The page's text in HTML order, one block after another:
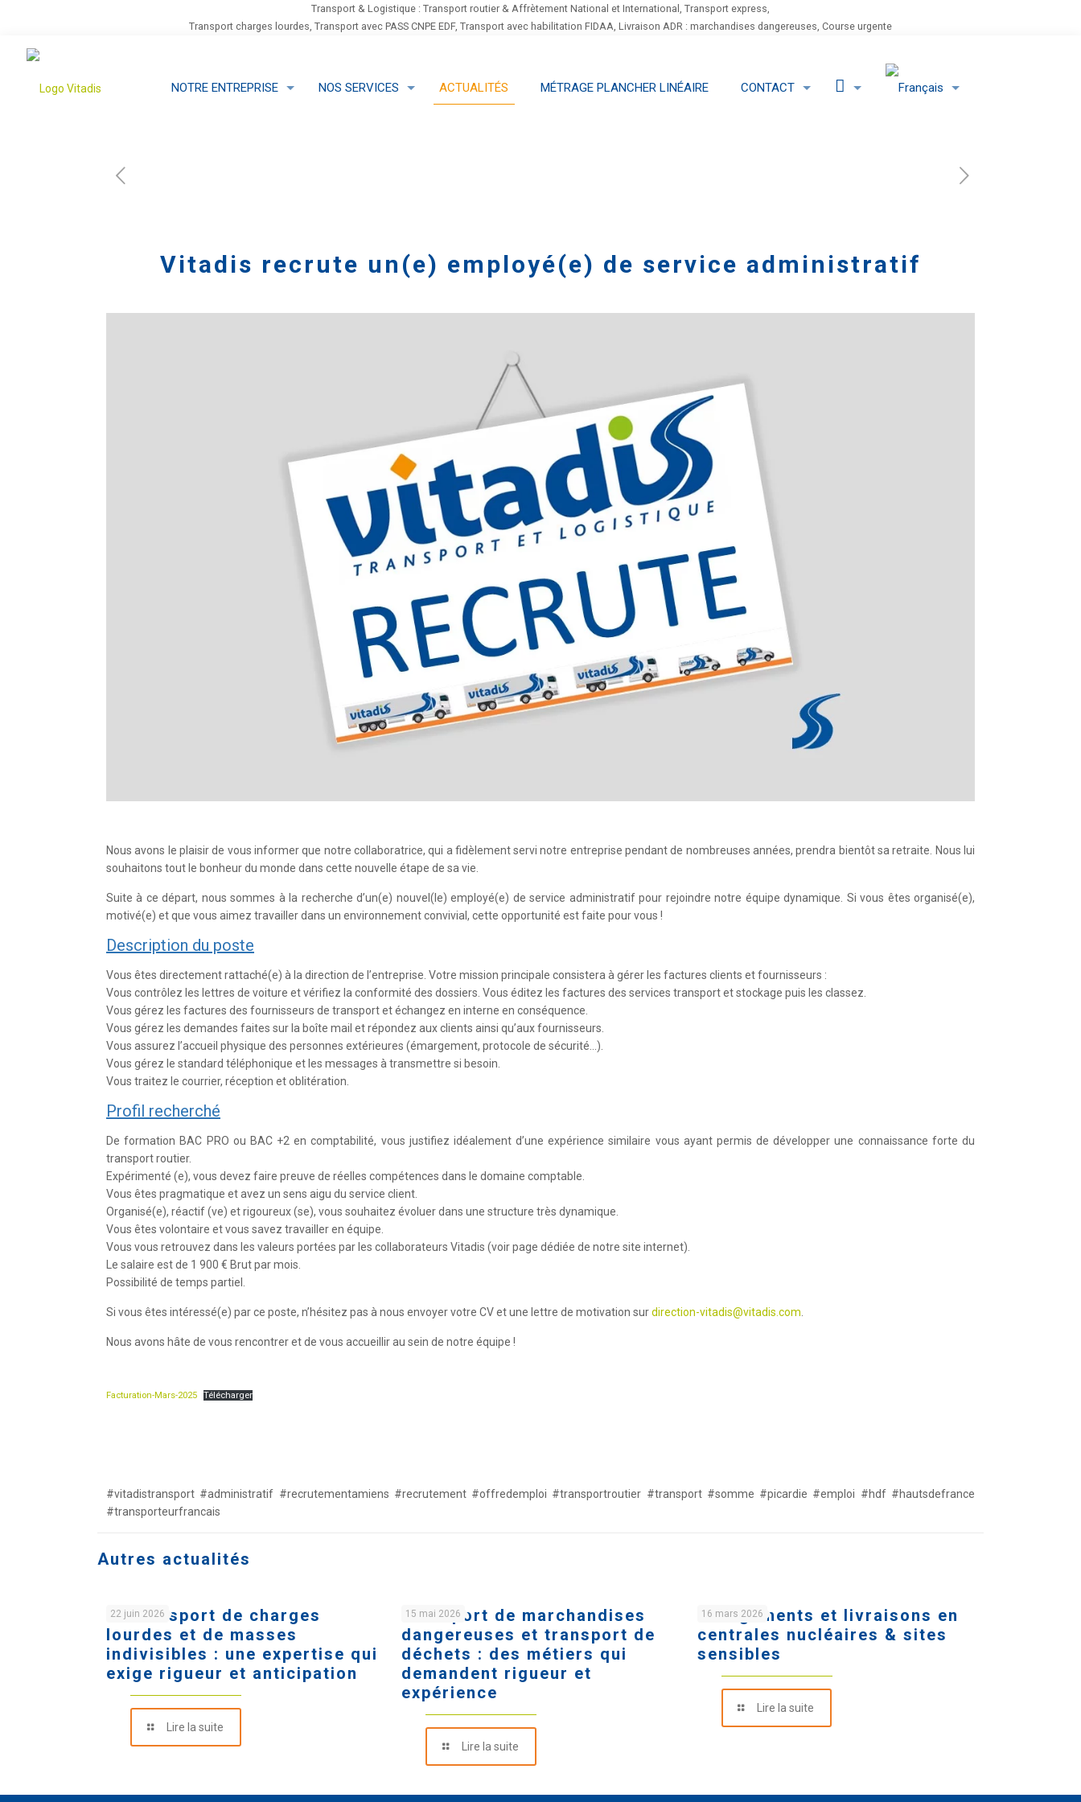
Transport & Logistique : Transport routier & Affrètement National et International, Transport express,
Transport charges lourdes, Transport avec PASS CNPE EDF, Transport avec habilitation FIDAA, Livraison ADR : marchandises dangereuses, Course urgente
NOTRE ENTREPRISE NOS SERVICES ACTUALITÉS MÉTRAGE PLANCHER LINÉAIRE CONTACT LinkedIn
Vitadis recrute un(e) employé(e) de service administratif
Nous avons le plaisir de vous informer que notre collaboratrice, qui a fidèlement servi notre entreprise pendant de nombreuses années, prendra bientôt sa retraite. Nous lui
souhaitons tout le bonheur du monde dans cette nouvelle étape de sa vie.
Suite à ce départ, nous sommes à la recherche d’un(e) nouvel(le) employé(e) de service administratif pour rejoindre notre équipe dynamique. Si vous êtes organisé(e),
motivé(e) et que vous aimez travailler dans un environnement convivial, cette opportunité est faite pour vous !
Description du poste
Vous êtes directement rattaché(e) à la direction de l’entreprise. Votre mission principale consistera à gérer les factures clients et fournisseurs :
Vous contrôlez les lettres de voiture et vérifiez la conformité des dossiers. Vous éditez les factures des services transport et stockage puis les classez.
Vous gérez les factures des fournisseurs de transport et échangez en interne en conséquence.
Vous gérez les demandes faites sur la boîte mail et répondez aux clients ainsi qu’aux fournisseurs.
Vous assurez l’accueil physique des personnes extérieures (émargement, protocole de sécurité…).
Vous gérez le standard téléphonique et les messages à transmettre si besoin.
Vous traitez le courrier, réception et oblitération.
Profil recherché
De formation BAC PRO ou BAC +2 en comptabilité, vous justifiez idéalement d’une expérience similaire vous ayant permis de développer une connaissance forte du
transport routier.
Expérimenté (e), vous devez faire preuve de réelles compétences dans le domaine comptable.
Vous êtes pragmatique et avez un sens aigu du service client.
Organisé(e), réactif (ve) et rigoureux (se), vous souhaitez évoluer dans une structure très dynamique.
Vous êtes volontaire et vous savez travailler en équipe.
Vous vous retrouvez dans les valeurs portées par les collaborateurs Vitadis (voir page dédiée de notre site internet).
Le salaire est de 1 900 € Brut par mois.
Possibilité de temps partiel.
Si vous êtes intéressé(e) par ce poste, n’hésitez pas à nous envoyer votre CV et une lettre de motivation surdirection-vitadis@vitadis.com.
Nous avons hâte de vous rencontrer et de vous accueillir au sein de notre équipe !
Facturation-Mars-2025 Télécharger
#vitadistransport #administratif #recrutementamiens #recrutement #offredemploi #transportroutier #transport #somme #picardie #emploi #hdf #hautsdefrance
#transporteurfrancais
Autres actualités
22 juin 2026
Le transport de charges
lourdes et de masses
indivisibles : une expertise qui
exige rigueur et anticipation
Lire la suite
15 mai 2026
Transport de marchandises
dangereuses et transport de
déchets : des métiers qui
demandent rigueur et
expérience
Lire la suite
16 mars 2026
Chargements et livraisons en
centrales nucléaires & sites
sensibles
Lire la suite